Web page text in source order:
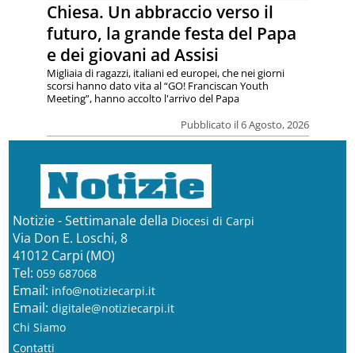
Chiesa. Un abbraccio verso il
futuro, la grande festa del Papa
e dei giovani ad Assisi
Pubblicato il 6 Agosto, 2026
Migliaia di ragazzi, italiani ed europei, che nei giorni
scorsi hanno dato vita al “GO! Franciscan Youth
Meeting”, hanno accolto l'arrivo del Papa
Notizie - Settimanale della Diocesi di Carpi
Via Don E. Loschi, 8
41012 Carpi (MO)
Tel: 059 687068
Email: info@notiziecarpi.it
Email: digitale@notiziecarpi.it
Chi Siamo
Contatti